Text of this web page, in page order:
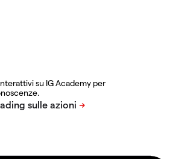
su IG Academy per